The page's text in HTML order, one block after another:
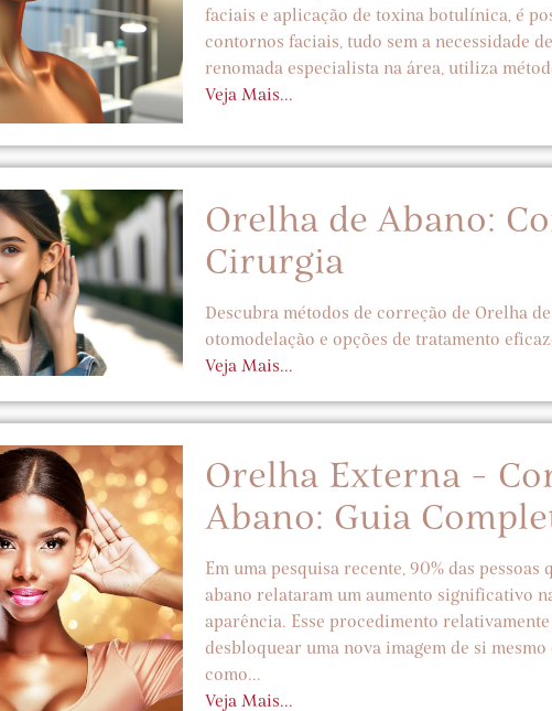
faciais e aplicação de toxina botulínica, é
contornos faciais, tudo sem a necessidade
renomada especialista na área, utiliza
Veja Mais...
Orelha de Abano:
Cirurgia
Descubra métodos de correção de Orelha
otomodelação e opções de tratamento
Veja Mais...
Orelha Externa -
Abano: Guia
Em uma pesquisa recente, 90% das
abano relataram um aumento significativo
aparência. Esse procedimento
desbloquear uma nova imagem de si
como...
Veja Mais...